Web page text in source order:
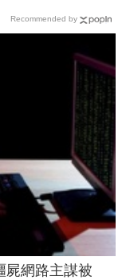
屍網路主謀被
Recommended by